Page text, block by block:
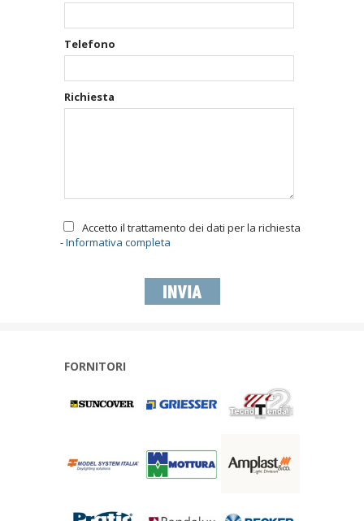
Telefono
Richiesta
Accetto il trattamento dei dati per la richiesta
-Informativa completa
FORNITORI